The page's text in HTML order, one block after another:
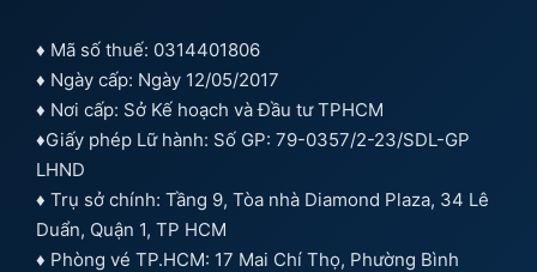
♦ Mã số thuế: 0314401806
♦ Ngày cấp: Ngày 12/05/2017
♦ Nơi cấp: Sở Kế hoạch và Đầu tư TPHCM
♦Giấy phép Lữ hành: Số GP: 79-0357/2-23/SDL-GP
LHND
♦ Trụ sở chính: Tầng 9, Tòa nhà Diamond Plaza, 34 Lê
Duẩn, Quận 1, TP HCM
♦ Phòng vé TP.HCM: 17 Mai Chí Thọ, Phường Bình